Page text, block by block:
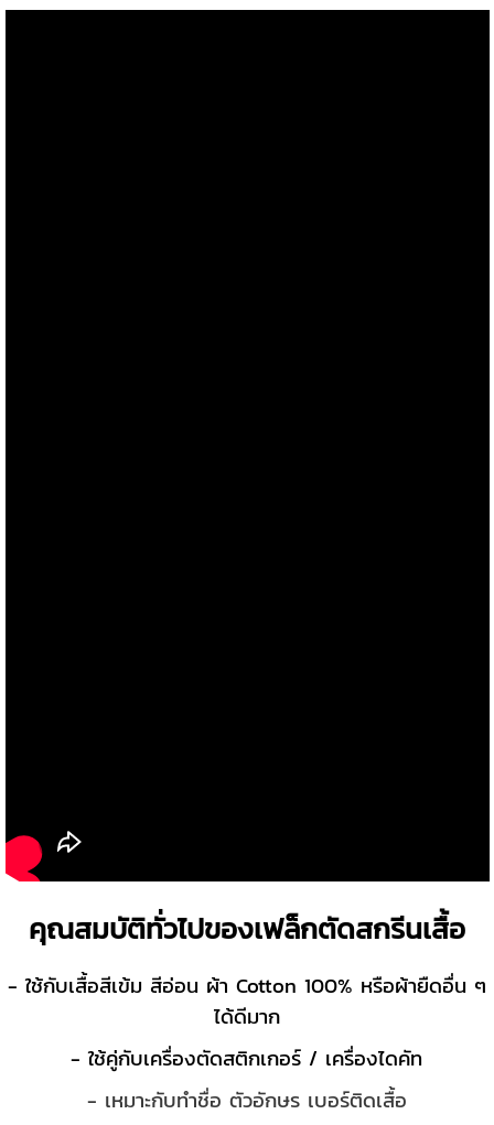
คุณสมบัติทั่วไปของเฟล็กตัดสกรีนเสื้อ
- ใช้กับเสื้อสีเข้ม สีอ่อน ผ้า Cotton 100% หรือผ้ายืดอื่น ๆ
ได้ดีมาก
- ใช้คู่กับเครื่องตัดสติกเกอร์ / เครื่องไดคัท
- เหมาะกับทำชื่อ ตัวอักษร เบอร์ติดเสื้อ